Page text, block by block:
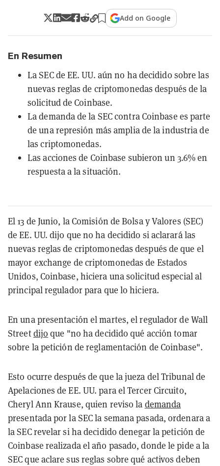
Add on Google
En Resumen
La SEC de EE. UU. aún no ha decidido sobre las
nuevas reglas de criptomonedas después de la
solicitud de Coinbase.
La demanda de la SEC contra Coinbase es parte
de una represión más amplia de la industria de
las criptomonedas.
Las acciones de Coinbase subieron un 3.6% en
respuesta a la situación.
El 13 de Junio, la Comisión de Bolsa y Valores (SEC)
de EE. UU. dijo que no ha decidido si aclarará las
nuevas reglas de criptomonedas después de que el
mayor exchange de criptomonedas de Estados
Unidos, Coinbase, hiciera una solicitud especial al
principal regulador para que lo hiciera.
En una presentación el martes, el regulador de Wall
Streetdijo que "no ha decidido qué acción tomar
sobre la petición de reglamentación de Coinbase".
Esto ocurre después de que la jueza del Tribunal de
Apelaciones de EE. UU. para el Tercer Circuito,
Cheryl Ann Krause, quien reviso la demanda
presentada por la SEC la semana pasada, ordenara a
la SEC revelar si ha decidido denegar la petición de
Coinbase realizada el año pasado, donde le pide a la
SEC que aclare sus reglas sobre qué activos deben